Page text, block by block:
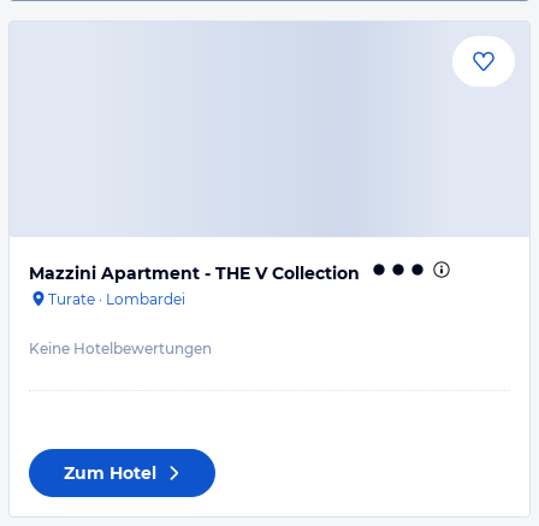
Mazzini Apartment - THE V Collection
Turate · Lombardei
Keine Hotelbewertungen
Zum Hotel